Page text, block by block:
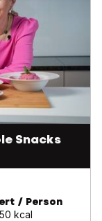
Snacks
/ Person
kcal